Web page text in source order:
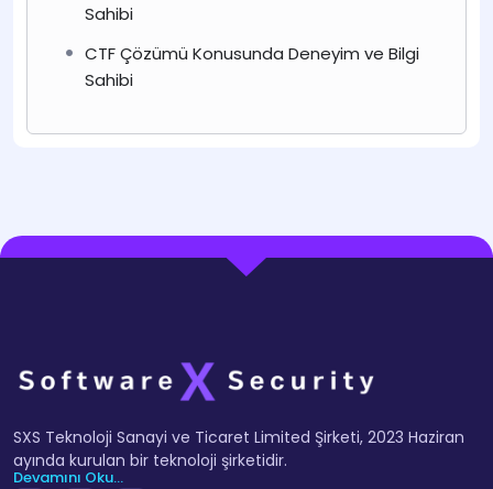
Sahibi
CTF Çözümü Konusunda Deneyim ve Bilgi
Sahibi
SXS Teknoloji Sanayi ve Ticaret Limited Şirketi, 2023 Haziran
ayında kurulan bir teknoloji şirketidir.
Devamını Oku...